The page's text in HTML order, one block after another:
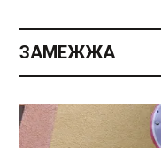
ЗАМЕЖЖА